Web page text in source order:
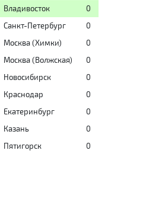
Владивосток
0
Санкт-Петербург
0
Москва (Химки)
0
Москва (Волжская)
0
Новосибирск
0
Краснодар
0
Екатеринбург
0
Казань
0
Пятигорск
0